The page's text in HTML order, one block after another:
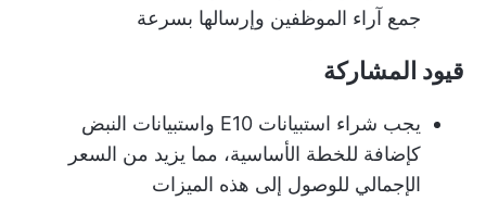
جمع آراء الموظفين وإرسالها بسرعة
قيود المشاركة
يجب شراء استبيانات E10 واستبيانات النبض
كإضافة للخطة الأساسية، مما يزيد من السعر
الإجمالي للوصول إلى هذه الميزات